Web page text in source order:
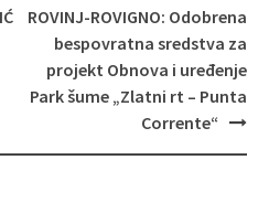
ROVINJ-ROVIGNO: Odobrena
bespovratna sredstva za
projekt Obnova i uređenje
Park šume „Zlatni rt – Punta
Corrente“